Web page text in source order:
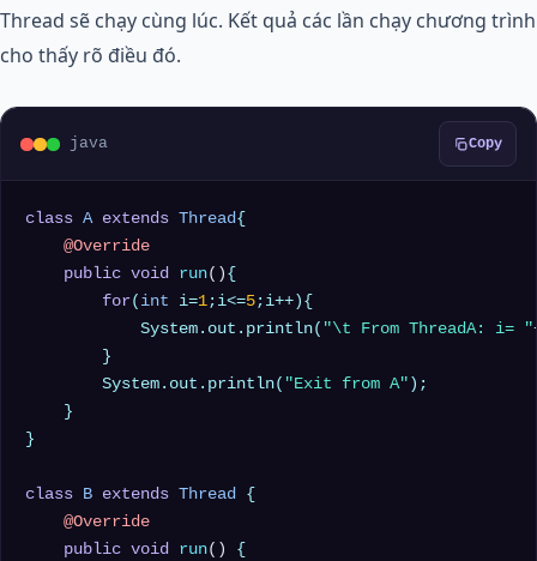
Thread sẽ chạy cùng lúc. Kết quả các lần chạy chương trình
cho thấy rõ điều đó.
java Copy
class A extends Thread{
@Override
public void run() {
for( int i=1;i<=5;i++){
            System.out.println(
"\t From ThreadA: i= "
        }
        System.out.println(
"Exit from A" );
    }
}
class B extends Thread {
@Override
public void run() {